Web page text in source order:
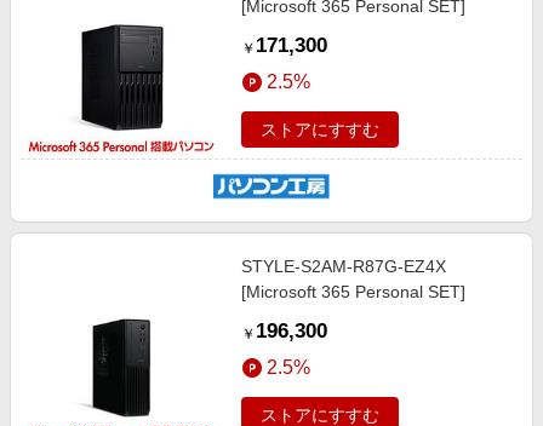
[Microsoft 365 Personal SET]
￥ 171,300
2.5%
ストアにすすむ
STYLE-S2AM-R87G-EZ4X
[Microsoft 365 Personal SET]
￥ 196,300
2.5%
ストアにすすむ